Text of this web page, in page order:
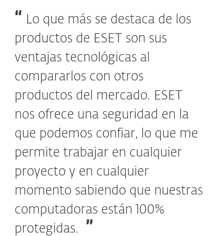
Lo que más se destaca de los
productos de ESET son sus
ventajas tecnológicas al
compararlos con otros
productos del mercado. ESET
nos ofrece una seguridad en la
que podemos confiar, lo que me
permite trabajar en cualquier
proyecto y en cualquier
momento sabiendo que nuestras
computadoras están 100%
protegidas.